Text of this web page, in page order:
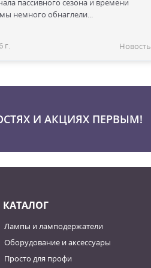
пассивного сезона и времени
немного обнаглели...
г. Новость
И АКЦИЯХ ПЕРВЫМ!
КАТАЛОГ
Лампы и ламподержатели
Оборудование и аксессуары
Просто для профи